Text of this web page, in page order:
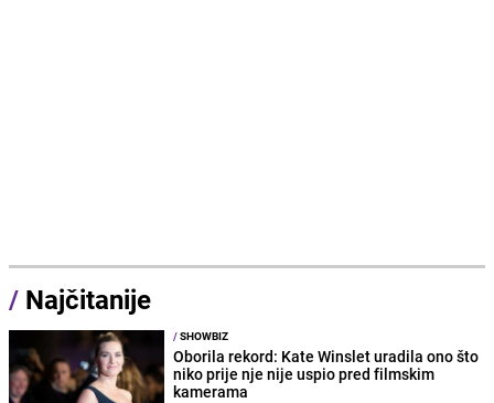
/ Najčitanije
/SHOWBIZ
Oborila rekord: Kate Winslet uradila ono što
niko prije nje nije uspio pred filmskim
kamerama